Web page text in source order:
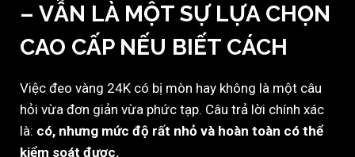
– VẪN LÀ MỘT SỰ LỰA CHỌN
CAO CẤP NẾU BIẾT CÁCH
Việc đeo vàng 24K có bị mòn hay không là một câu
hỏi vừa đơn giản vừa phức tạp. Câu trả lời chính xác
là: có, nhưng mức độ rất nhỏ và hoàn toàn có thể
kiểm soát được.